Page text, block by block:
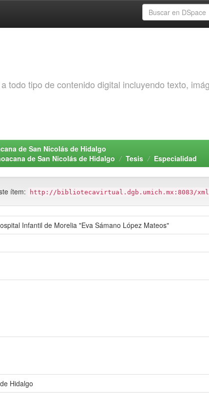
todo tipo de contenido digital incluyendo texto,
de San Nicolás de Hidalgo
de San Nicolás de Hidalgo
Tesis Especialidad
ítem: http://bibliotecavirtual.dgb.umich.mx:8083/xmlui/
Infantil de Morelia "Eva Sámano López Mateos"
Hidalgo